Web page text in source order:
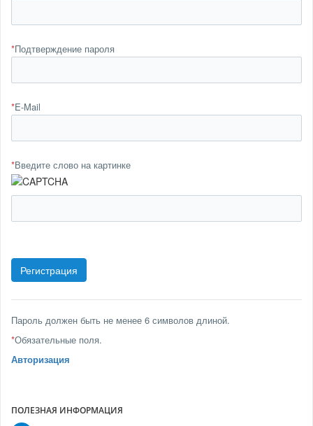
*Подтверждение пароля
*E-Mail
*Введите слово на картинке
Пароль должен быть не менее 6 символов длиной.
*Обязательные поля.
Авторизация
ПОЛЕЗНАЯ ИНФОРМАЦИЯ